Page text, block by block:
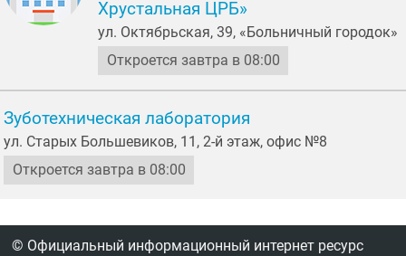
Хрустальная ЦРБ»
ул. Октябрьская, 39, «Больничный городок»
Откроется завтра в 08:00
Зуботехническая лаборатория
ул. Старых Большевиков, 11, 2-й этаж, офис №8
Откроется завтра в 08:00
© Официальный информационный интернет ресурс